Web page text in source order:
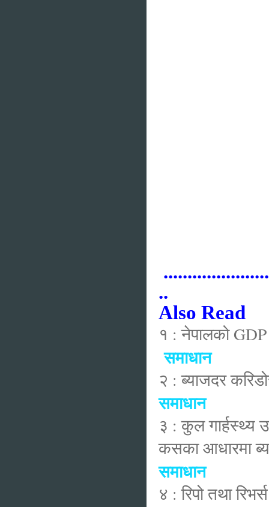
..
Also Read
१ : नेपालको
समाधान
२ : ब्याजदर
समाधान
३ : कुल गार्हस्थ्य
कसका आधारमा
समाधान
४ : रिपो तथा